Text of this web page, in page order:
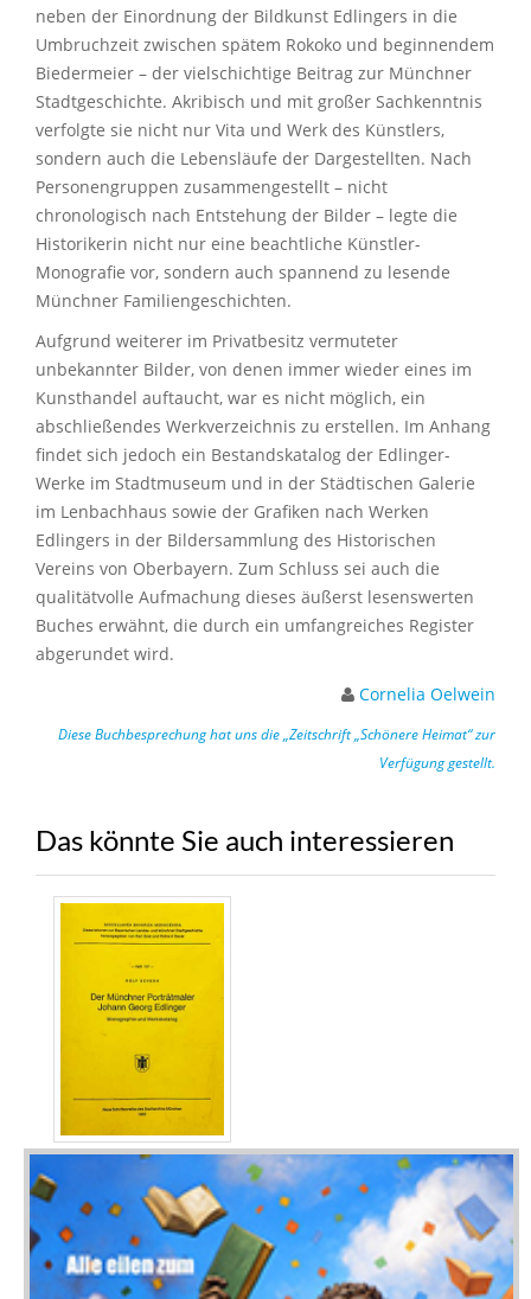
neben der Einordnung der Bildkunst Edlingers in die
Umbruchzeit zwischen spätem Rokoko und beginnendem
Biedermeier – der vielschichtige Beitrag zur Münchner
Stadtgeschichte. Akribisch und mit großer Sachkenntnis
verfolgte sie nicht nur Vita und Werk des Künstlers,
sondern auch die Lebensläufe der Dargestellten. Nach
Personengruppen zusammengestellt – nicht
chronologisch nach Entstehung der Bilder – legte die
Historikerin nicht nur eine beachtliche Künstler-
Monografie vor, sondern auch spannend zu lesende
Münchner Familiengeschichten.
Aufgrund weiterer im Privatbesitz vermuteter
unbekannter Bilder, von denen immer wieder eines im
Kunsthandel auftaucht, war es nicht möglich, ein
abschließendes Werkverzeichnis zu erstellen. Im Anhang
findet sich jedoch ein Bestandskatalog der Edlinger-
Werke im Stadtmuseum und in der Städtischen Galerie
im Lenbachhaus sowie der Grafiken nach Werken
Edlingers in der Bildersammlung des Historischen
Vereins von Oberbayern. Zum Schluss sei auch die
qualitätvolle Aufmachung dieses äußerst lesenswerten
Buches erwähnt, die durch ein umfangreiches Register
abgerundet wird.
Cornelia Oelwein
Diese Buchbesprechung hat uns die „Zeitschrift „Schönere Heimat“ zur
Verfügung gestellt.
Das könnte Sie auch interessieren